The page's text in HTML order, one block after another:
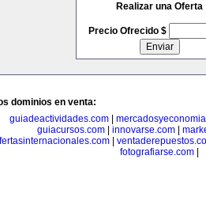
Realizar una Oferta
Precio Ofrecido $
dominios en venta:
guiadeactividades.com|
guiacursos.com| innovarse.com|
|
fotografiarse.com